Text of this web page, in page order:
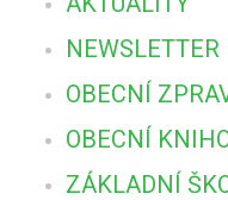
NEWSLETTER
OBECNÍ
OBECNÍ
ZÁKLADNÍ